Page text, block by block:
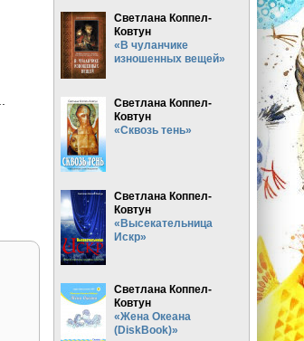
Светлана Коппел-
Ковтун
«В чуланчике
изношенных вещей»
Светлана Коппел-
Ковтун
«Сквозь тень»
Светлана Коппел-
Ковтун
«Высекательница
Искр»
Светлана Коппел-
Ковтун
«Жена Океана
(DiskBook)»